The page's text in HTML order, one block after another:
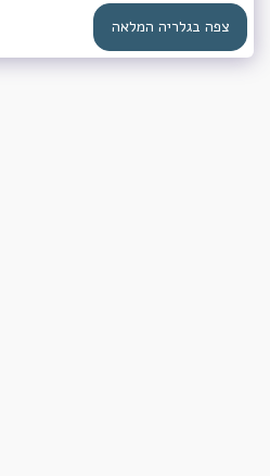
צפה בגלריה המלאה